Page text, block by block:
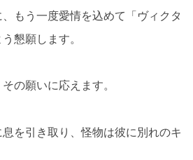
もう一度愛情を込めて「ヴィクタ
懇願します。
の願いに応えます。
を引き取り、怪物は彼に別れのキ